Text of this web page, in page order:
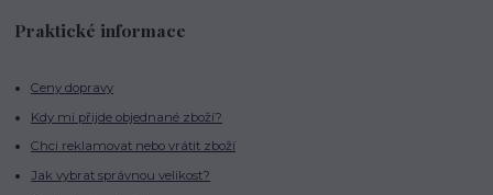
Praktické informace
Ceny dopravy
Kdy mi přijde objednané zboží?
Chci reklamovat nebo vrátit zboží
Jak vybrat správnou velikost?